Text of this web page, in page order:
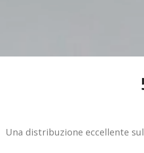
Una distribuzione eccellente